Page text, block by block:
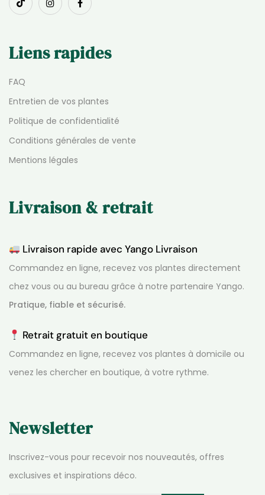
Liens rapides
FAQ
Entretien de vos plantes
Politique de confidentialité
Conditions générales de vente
Mentions légales
Livraison & retrait
Livraison rapide avec Yango Livraison
Commandez en ligne, recevez vos plantes directement
chez vous ou au bureau grâce à notre partenaire Yango.
Pratique, fiable et sécurisé.
Retrait gratuit en boutique
Commandez en ligne, recevez vos plantes à domicile ou
venez les chercher en boutique, à votre rythme.
Newsletter
Inscrivez-vous pour recevoir nos nouveautés, offres
exclusives et inspirations déco.